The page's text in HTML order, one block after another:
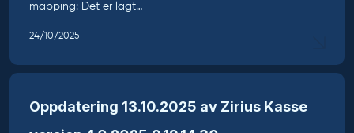
mapping: Det er lagt…
24/10/2025
Oppdatering 13.10.2025 av Zirius Kasse